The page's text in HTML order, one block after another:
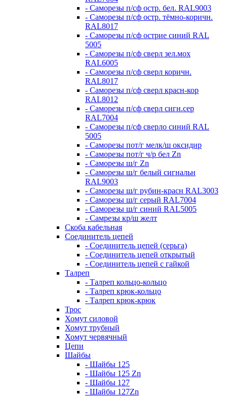
- Саморезы п/сф остр. бел. RAL9003
- Саморезы п/сф остр. тёмно-коричн.
RAL8017
- Саморезы п/сф острие синий RAL
5005
- Саморезы п/сф сверл зел.мох
RAL6005
- Саморезы п/сф сверл коричн.
RAL8017
- Саморезы п/сф сверл красн-кор
RAL8012
- Саморезы п/сф сверл сигн.сер
RAL7004
- Саморезы п/сф сверло синий RAL
5005
- Саморезы пот/г мелк/ш оксидир
- Саморезы пот/г ч/р бел Zn
- Саморезы ш/г Zn
- Саморезы ш/г белый сигнальн
RAL9003
- Саморезы ш/г рубин-красн RAL3003
- Саморезы ш/г серый RAL7004
- Саморезы ш/г синий RAL5005
- Самрезы кр/ш желт
Скоба кабельная
Соединитель цепей
- Соединитель цепей (серьга)
- Соединитель цепей открытый
- Соединитель цепей с гайкой
Талреп
- Талреп кольцо-кольцо
- Талреп крюк-кольцо
- Талреп крюк-крюк
Трос
Хомут силовой
Хомут трубный
Хомут червячный
Цепи
Шайбы
- Шайбы 125
- Шайбы 125 Zn
- Шайбы 127
- Шайбы 127Zn